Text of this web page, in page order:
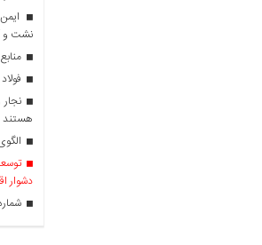
نشت و
نجار
هستند
دشوار
شماره